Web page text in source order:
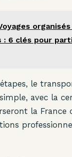
: 6 clés pour
le
avec la
la France